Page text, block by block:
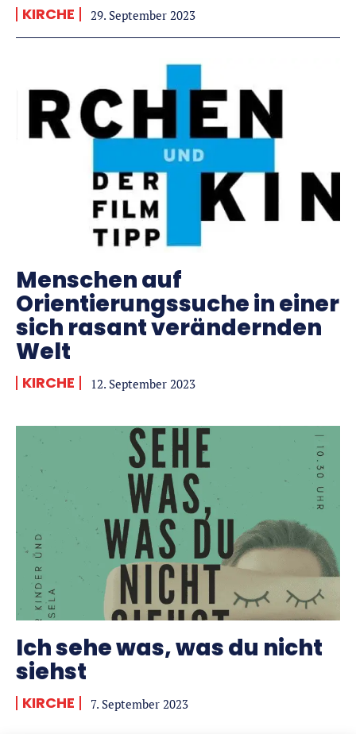
KIRCHE 29. September 2023
Menschen auf
Orientierungssuche in einer
sich rasant verändernden
Welt
KIRCHE 12. September 2023
Ich sehe was, was du nicht
siehst
KIRCHE 7. September 2023